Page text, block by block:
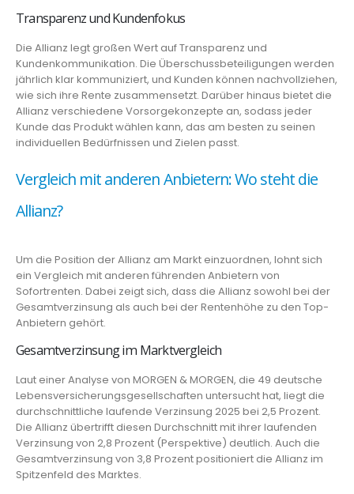
Transparenz und Kundenfokus
Die Allianz legt großen Wert auf Transparenz und
Kundenkommunikation. Die Überschussbeteiligungen werden
jährlich klar kommuniziert, und Kunden können nachvollziehen,
wie sich ihre Rente zusammensetzt. Darüber hinaus bietet die
Allianz verschiedene Vorsorgekonzepte an, sodass jeder
Kunde das Produkt wählen kann, das am besten zu seinen
individuellen Bedürfnissen und Zielen passt.
Vergleich mit anderen Anbietern: Wo steht die
Allianz?
Um die Position der Allianz am Markt einzuordnen, lohnt sich
ein Vergleich mit anderen führenden Anbietern von
Sofortrenten. Dabei zeigt sich, dass die Allianz sowohl bei der
Gesamtverzinsung als auch bei der Rentenhöhe zu den Top-
Anbietern gehört.
Gesamtverzinsung im Marktvergleich
Laut einer Analyse von MORGEN & MORGEN, die 49 deutsche
Lebensversicherungsgesellschaften untersucht hat, liegt die
durchschnittliche laufende Verzinsung 2025 bei 2,5 Prozent.
Die Allianz übertrifft diesen Durchschnitt mit ihrer laufenden
Verzinsung von 2,8 Prozent (Perspektive) deutlich. Auch die
Gesamtverzinsung von 3,8 Prozent positioniert die Allianz im
Spitzenfeld des Marktes.